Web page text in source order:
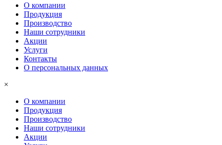
О компании
Продукция
Производство
Наши сотрудники
Акции
Услуги
Контакты
О персональных данных
×
О компании
Продукция
Производство
Наши сотрудники
Акции